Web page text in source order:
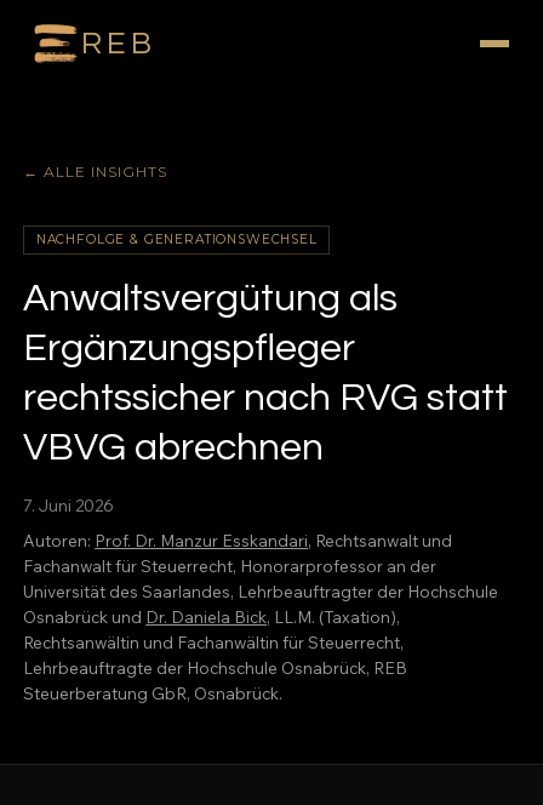
REB
← ALLE INSIGHTS
NACHFOLGE & GENERATIONSWECHSEL
Anwaltsvergütung als
Ergänzungspfleger
rechtssicher nach RVG statt
VBVG abrechnen
7. Juni 2026
Autoren: Prof. Dr. Manzur Esskandari, Rechtsanwalt und
Fachanwalt für Steuerrecht, Honorarprofessor an der
Universität des Saarlandes, Lehrbeauftragter der Hochschule
Osnabrück und Dr. Daniela Bick, LL.M. (Taxation),
Rechtsanwältin und Fachanwältin für Steuerrecht,
Lehrbeauftragte der Hochschule Osnabrück, REB
Steuerberatung GbR, Osnabrück.